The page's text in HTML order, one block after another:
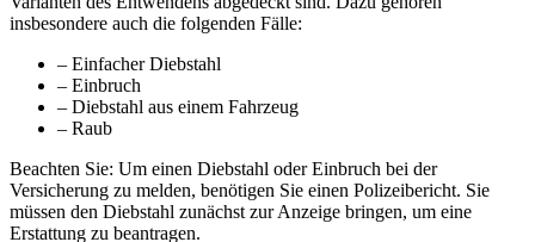
insbesondere auch die folgenden Fälle:
– Einfacher Diebstahl
– Einbruch
– Diebstahl aus einem Fahrzeug
– Raub
Beachten Sie: Um einen Diebstahl oder Einbruch bei der
Versicherung zu melden, benötigen Sie einen Polizeibericht. Sie
müssen den Diebstahl zunächst zur Anzeige bringen, um eine
Erstattung zu beantragen.